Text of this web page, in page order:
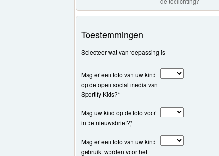
Toestemmingen
Selecteer wat van toepassing is
Mag er een foto van uw kind
op de open social media van
Sportify Kids?*
Mag uw kind op de foto voor
in de nieuwsbrief?*
Mag er een foto van uw kind
gebruikt worden voor het